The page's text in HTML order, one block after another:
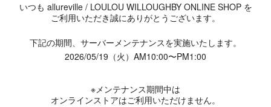
いつも allureville / LOULOU WILLOUGHBY ONLINE SHOP を
ご利用いただき誠にありがとうございます。
下記の期間、サーバーメンテナンスを実施いたします。
2026/05/19（火）AM10:00〜PM1:00
※メンテナンス期間中は
オンラインストアはご利用いただけません。